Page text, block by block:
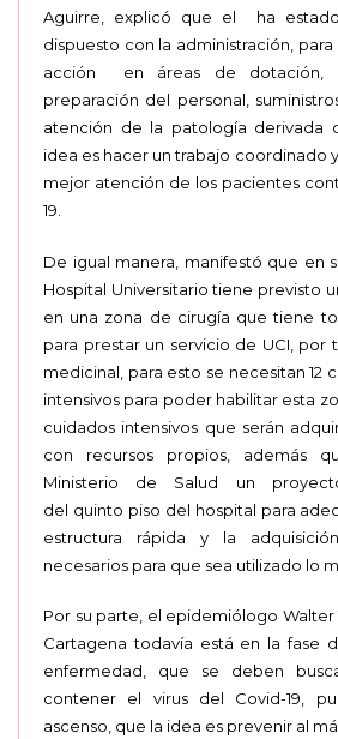
Aguirre, explicó que el ha
dispuesto con la administración,
acción en áreas de dotación,
preparación del personal,
atención de la patología derivada
idea es hacer un trabajo coordinado
mejor atención de los pacientes
19.
De igual manera, manifestó que en
Hospital Universitario tiene previsto
en una zona de cirugía que tiene
para prestar un servicio de UCI, por
medicinal, para esto se necesitan 12
intensivos para poder habilitar esta
cuidados intensivos que serán
con recursos propios, además
Ministerio de Salud un
del quinto piso del hospital para
estructura rápida y la
necesarios para que sea utilizado lo
Por su parte, el epidemiólogo Walter
Cartagena todavía está en la fase
enfermedad, que se deben
contener el virus del Covid-19,
ascenso, que la idea es prevenir al